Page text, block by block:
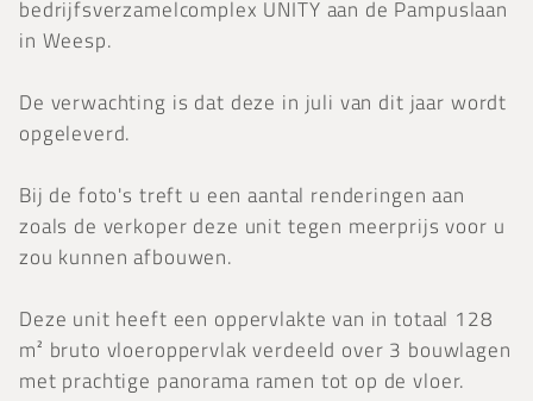
bedrijfsverzamelcomplex UNITY aan de Pampuslaan
in Weesp.
De verwachting is dat deze in juli van dit jaar wordt
opgeleverd.
Bij de foto's treft u een aantal renderingen aan
zoals de verkoper deze unit tegen meerprijs voor u
zou kunnen afbouwen.
Deze unit heeft een oppervlakte van in totaal 128
m² bruto vloeroppervlak verdeeld over 3 bouwlagen
met prachtige panorama ramen tot op de vloer.